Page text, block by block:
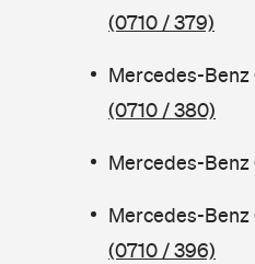
(0710 / 379)
Mercedes-Benz
(0710 / 380)
Mercedes-Benz
Mercedes-Benz
(0710 / 396)